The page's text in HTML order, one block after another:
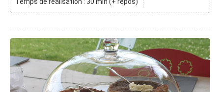
Temps de réalisation : 30 min (+ repos)